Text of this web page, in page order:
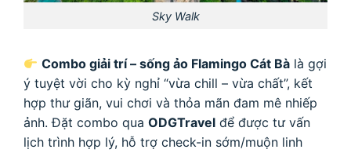
Sky Walk
Combo giải trí – sống ảo Flamingo Cát Bà là gợi
ý tuyệt vời cho kỳ nghỉ “vừa chill – vừa chất”, kết
hợp thư giãn, vui chơi và thỏa mãn đam mê nhiếp
ảnh. Đặt combo qua ODGTravel để được tư vấn
lịch trình hợp lý, hỗ trợ check-in sớm/muộn linh